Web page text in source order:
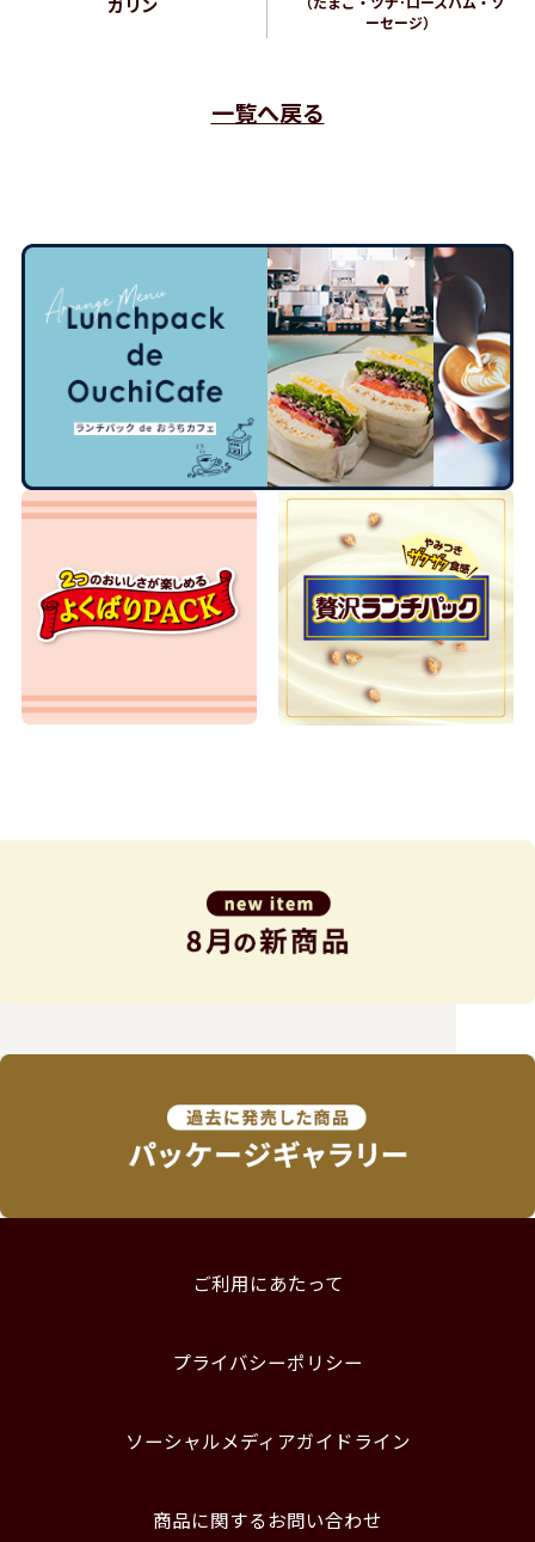
一覧へ戻る
ーセージ）
ご利用にあたって
プライバシーポリシー
ソーシャルメディアガイドライン
商品に関するお問い合わせ